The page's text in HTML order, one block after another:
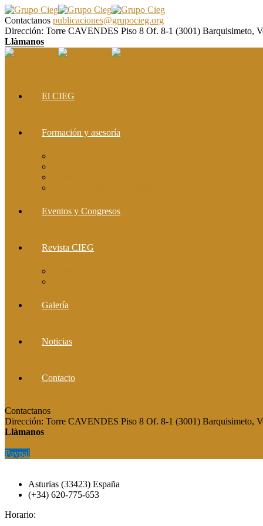
Contactanos publicaciones@grupocieg.org
Dirección: Torre CAVENDES Piso 8 Of. 8-1 (3001) Barquisimeto,
Llàmanos
El CIEG
Formación y asesoría
Eventos y Congresos
Revista CIEG
Galería
Noticias
Contacto
Contactanos
Dirección: Torre CAVENDES Piso 8 Of. 8-1 (3001) Barquisimeto,
Llàmanos
Paypal
Asturias (33423) España
(+34) 620-775-653
Horario: